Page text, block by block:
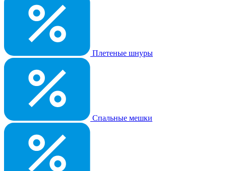
Плетеные шнуры
Спальные мешки